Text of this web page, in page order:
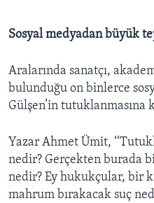
Sosyal medyadan büyük
Aralarında sanatçı,
bulunduğu on binlerce
Gülşen’in tutuklanmasına
Yazar Ahmet Ümit,
nedir? Gerçekten burada
nedir? Ey hukukçular, bir
mahrum bırakacak suç